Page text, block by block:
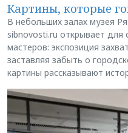
Картины, которые
В небольших залах музея
sibnovosti.ru открывает для
мастеров: экспозиция
заставляя забыть о
картины рассказывают